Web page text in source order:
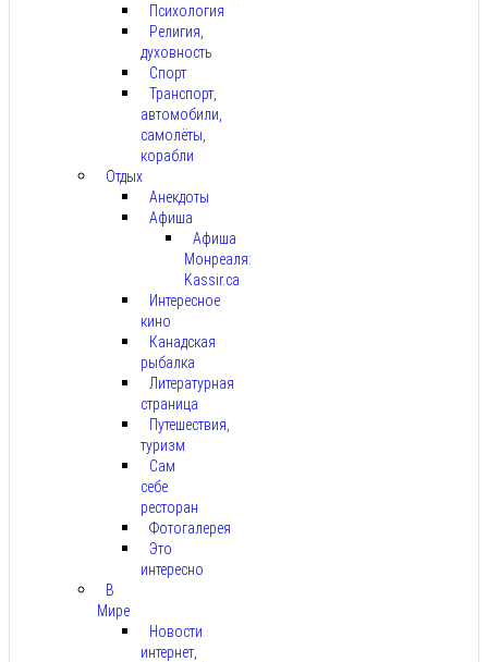
Психология
Религия,
духовность
Спорт
Транспорт,
автомобили,
самолёты,
корабли
Отдых
Анекдоты
Афиша
Афиша
Монреаля:
Kassir.ca
Интересное
кино
Канадская
рыбалка
Литературная
страница
Путешествия,
туризм
Сам
себе
ресторан
Фотогалерея
Это
интересно
В
Мире
Новости
интернет,